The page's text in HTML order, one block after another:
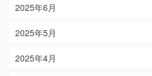
2025年6月
2025年5月
2025年4月